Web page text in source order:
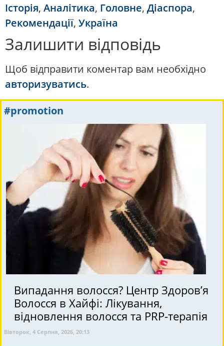
Історія, Аналітика, Головне, Діаспора,
Рекомендації, Україна
Залишити відповідь
Щоб відправити коментар вам необхідно
авторизуватись.
#promotion
Випадання волосся? Центр Здоров’я
Волосся в Хайфі: Лікування,
відновлення волосся та PRP-терапія
Вівторок, 4 Серпня, 2026, 20:13